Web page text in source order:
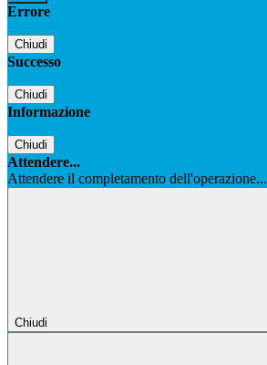
Errore
Chiudi
Successo
Chiudi
Informazione
Chiudi
Attendere...
Attendere il completamento dell'operazione...
Chiudi